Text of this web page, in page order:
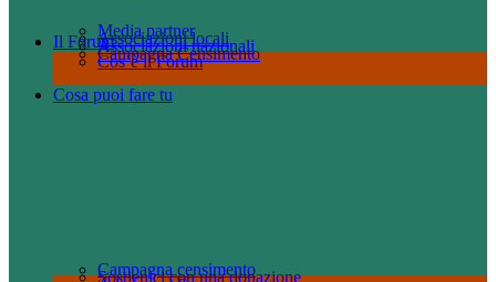
Il Forum
Cos’è il Forum
Campagna Censimento
Associazioni nazionali
Associazioni locali
Media partner
Cosa puoi fare tu
Sostienici con una donazione
Campagna censimento